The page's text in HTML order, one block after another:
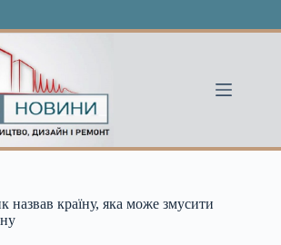
країну, яка може змусити